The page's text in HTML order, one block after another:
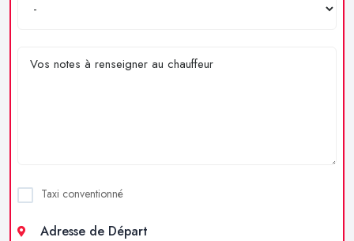
Taxi conventionné
Adresse de Départ